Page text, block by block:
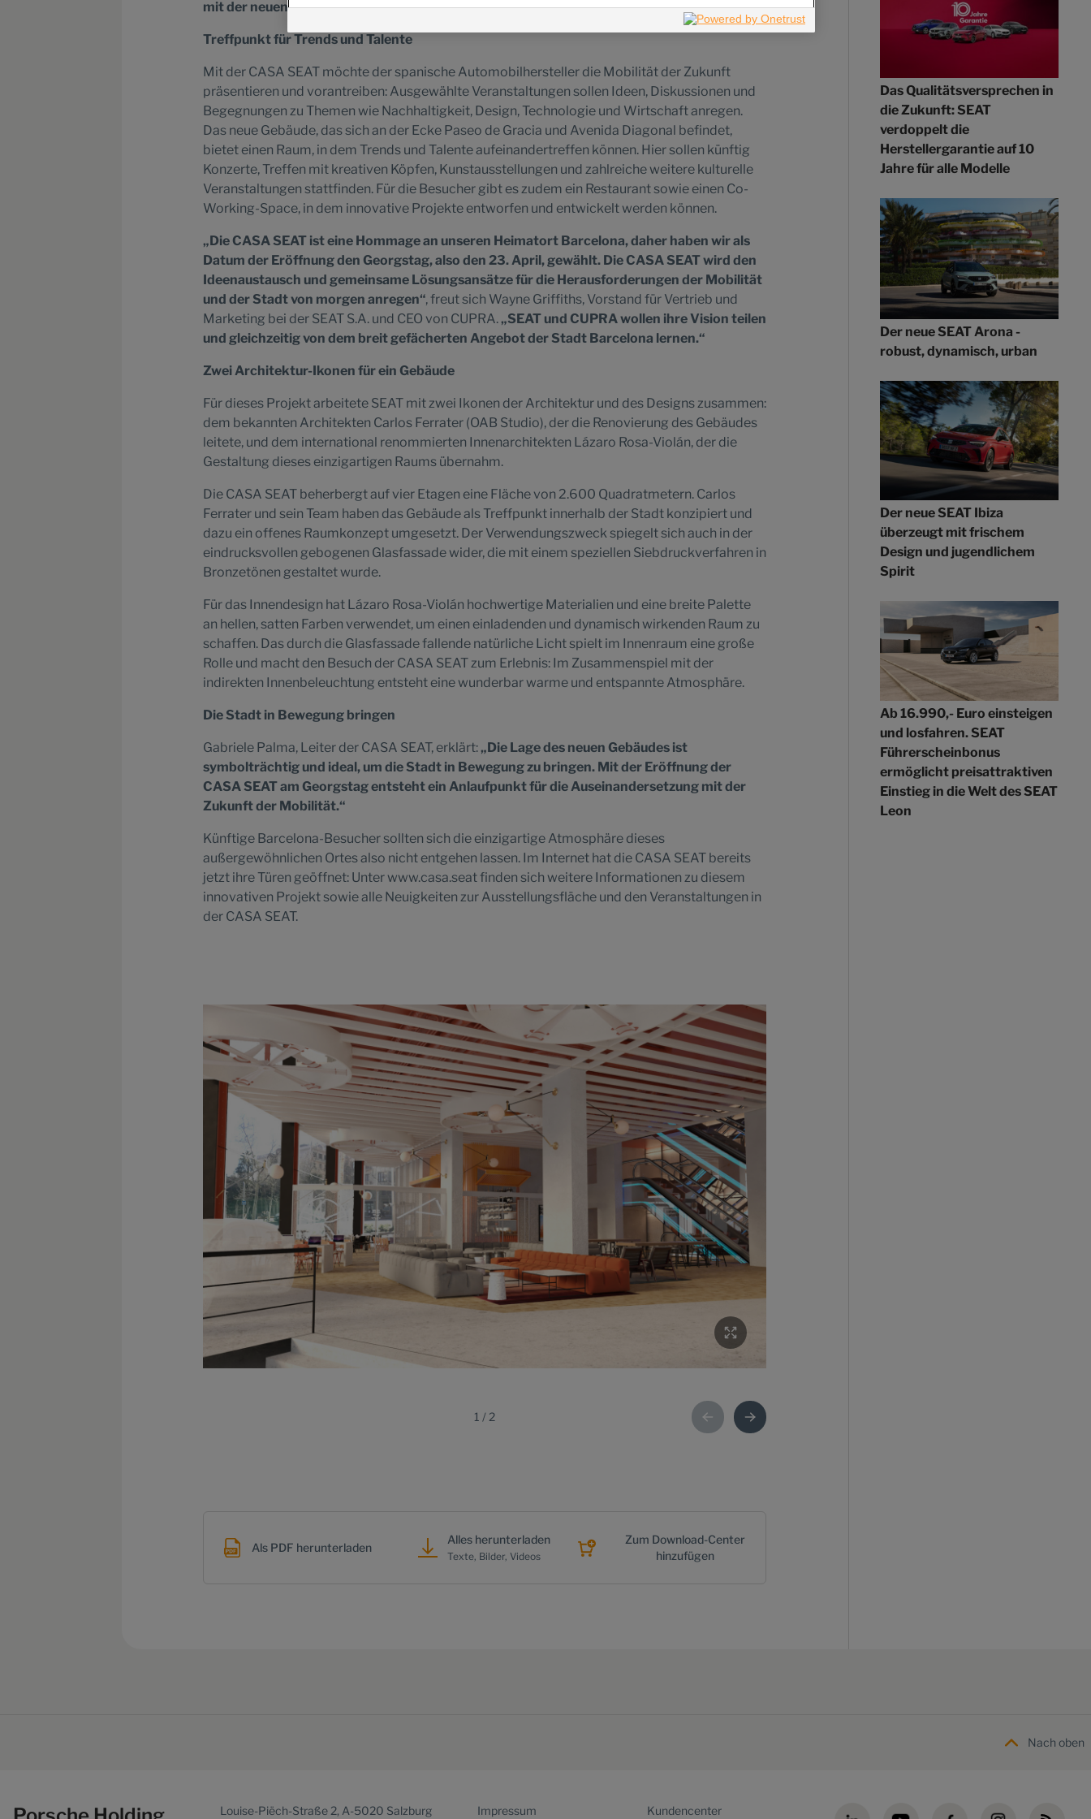
mit der neuen Fläche zugleich das kulturelle Angebot Barcelonas.
Treffpunkt für Trends und Talente
Mit der CASA SEAT möchte der spanische Automobilhersteller die Mobilität der Zukunft
präsentieren und vorantreiben: Ausgewählte Veranstaltungen sollen Ideen, Diskussionen und
Begegnungen zu Themen wie Nachhaltigkeit, Design, Technologie und Wirtschaft anregen.
Das neue Gebäude, das sich an der Ecke Paseo de Gracia und Avenida Diagonal befindet,
bietet einen Raum, in dem Trends und Talente aufeinandertreffen können. Hier sollen künftig
Konzerte, Treffen mit kreativen Köpfen, Kunstausstellungen und zahlreiche weitere kulturelle
Veranstaltungen stattfinden. Für die Besucher gibt es zudem ein Restaurant sowie einen Co-
Working-Space, in dem innovative Projekte entworfen und entwickelt werden können.
„Die CASA SEAT ist eine Hommage an unseren Heimatort Barcelona, daher haben wir als
Datum der Eröffnung den Georgstag, also den 23. April, gewählt. Die CASA SEAT wird den
Ideenaustausch und gemeinsame Lösungsansätze für die Herausforderungen der Mobilität
und der Stadt von morgen anregen“, freut sich Wayne Griffiths, Vorstand für Vertrieb und
Marketing bei der SEAT S.A. und CEO von CUPRA. „SEAT und CUPRA wollen ihre Vision teilen
und gleichzeitig von dem breit gefächerten Angebot der Stadt Barcelona lernen.“
Zwei Architektur-Ikonen für ein Gebäude
Für dieses Projekt arbeitete SEAT mit zwei Ikonen der Architektur und des Designs zusammen:
dem bekannten Architekten Carlos Ferrater (OAB Studio), der die Renovierung des Gebäudes
leitete, und dem international renommierten Innenarchitekten Lázaro Rosa-Violán, der die
Gestaltung dieses einzigartigen Raums übernahm.
Die CASA SEAT beherbergt auf vier Etagen eine Fläche von 2.600 Quadratmetern. Carlos
Ferrater und sein Team haben das Gebäude als Treffpunkt innerhalb der Stadt konzipiert und
dazu ein offenes Raumkonzept umgesetzt. Der Verwendungszweck spiegelt sich auch in der
eindrucksvollen gebogenen Glasfassade wider, die mit einem speziellen Siebdruckverfahren in
Bronzetönen gestaltet wurde.
Für das Innendesign hat Lázaro Rosa-Violán hochwertige Materialien und eine breite Palette
an hellen, satten Farben verwendet, um einen einladenden und dynamisch wirkenden Raum zu
schaffen. Das durch die Glasfassade fallende natürliche Licht spielt im Innenraum eine große
Rolle und macht den Besuch der CASA SEAT zum Erlebnis: Im Zusammenspiel mit der
indirekten Innenbeleuchtung entsteht eine wunderbar warme und entspannte Atmosphäre.
Die Stadt in Bewegung bringen
Gabriele Palma, Leiter der CASA SEAT, erklärt: „Die Lage des neuen Gebäudes ist
symbolträchtig und ideal, um die Stadt in Bewegung zu bringen. Mit der Eröffnung der
CASA SEAT am Georgstag entsteht ein Anlaufpunkt für die Auseinandersetzung mit der
Zukunft der Mobilität.“
Künftige Barcelona-Besucher sollten sich die einzigartige Atmosphäre dieses
außergewöhnlichen Ortes also nicht entgehen lassen. Im Internet hat die CASA SEAT bereits
jetzt ihre Türen geöffnet: Unter www.casa.seat finden sich weitere Informationen zu diesem
innovativen Projekt sowie alle Neuigkeiten zur Ausstellungsfläche und den Veranstaltungen in
der CASA SEAT.
1 / 2
Als PDF herunterladen
Alles herunterladen
Texte, Bilder, Videos
Zum Download-Center
hinzufügen
Das Qualitätsversprechen in
die Zukunft: SEAT
verdoppelt die
Herstellergarantie auf 10
Jahre für alle Modelle
Der neue SEAT Arona -
robust, dynamisch, urban
Der neue SEAT Ibiza
überzeugt mit frischem
Design und jugendlichem
Spirit
Ab 16.990,- Euro einsteigen
und losfahren. SEAT
Führerscheinbonus
ermöglicht preisattraktiven
Einstieg in die Welt des SEAT
Leon
Nach oben
Louise-Piëch-Straße 2, A-5020 Salzburg Impressum Kundencenter